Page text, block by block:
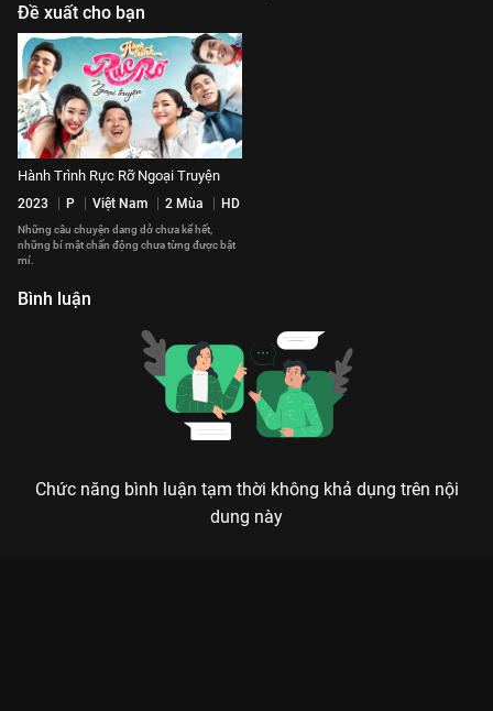
Đề xuất cho bạn
Hành Trình Rực Rỡ Ngoại Truyện
2023 P Việt Nam 2 Mùa HD
Những câu chuyện dang dở chưa kể hết,
những bí mật chấn động chưa từng được bật
mí.
Bình luận
Chức năng bình luận tạm thời không khả dụng trên nội
dung này